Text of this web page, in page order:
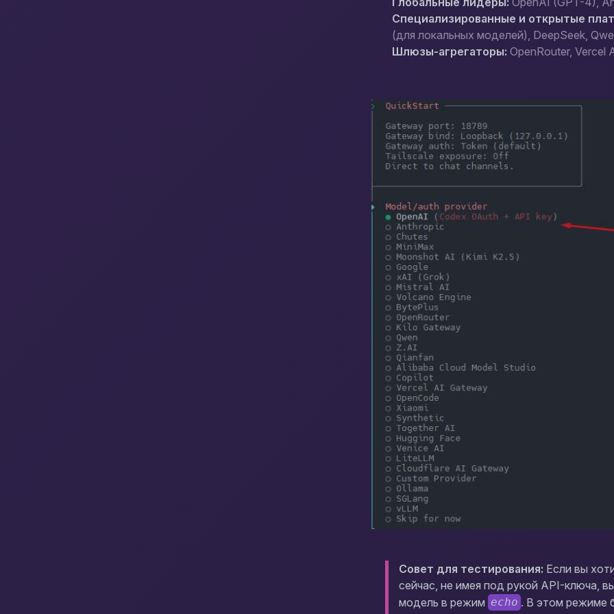
Специализированные и открытые
(для локальных моделей), DeepSeek,
Шлюзы-агрегаторы: OpenRouter, Vercel
Совет для тестирования: Если вы
сейчас, не имея под рукой API-ключа,
модель в режим echo . В этом режиме